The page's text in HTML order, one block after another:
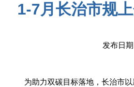
1-7月长治市规
发布日
为助力双碳目标落地，长治市